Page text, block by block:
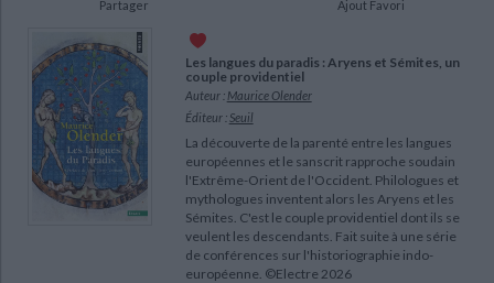
CHARGEMENT...
Classiques scolaires Littérature ancienne et médiévale
Littérature de voyage
Littérature en version originale Humour
Ecologie - Environnement Religions - Spiritualités
Histoire de France
Histoire - Généralités
Histoire ancienne
Culture scientifique
Danse
Partager Ajout Favori
Les langues du paradis : Aryens et Sémites, un
couple providentiel
Auteur : Maurice Olender
Éditeur : Seuil
La découverte de la parenté entre les langues
européennes et le sanscrit rapproche soudain
l'Extrême-Orient de l'Occident. Philologues et
mythologues inventent alors les Aryens et les
Sémites. C'est le couple providentiel dont ils se
veulent les descendants. Fait suite à une série
de conférences sur l'historiographie indo-
européenne. ©Electre 2026